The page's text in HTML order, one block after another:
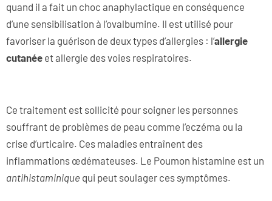
quand il a fait un choc anaphylactique en conséquence
d’une sensibilisation à l’ovalbumine. Il est utilisé pour
favoriser la guérison de deux types d’allergies : l’allergie
cutanée et allergie des voies respiratoires.
Ce traitement est sollicité pour soigner les personnes
souffrant de problèmes de peau comme l’eczéma ou la
crise d’urticaire. Ces maladies entraînent des
inflammations œdémateuses. Le Poumon histamine est un
antihistaminique qui peut soulager ces symptômes.